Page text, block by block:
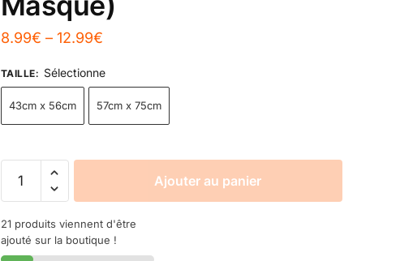
8.99€ – 12.99€
TAILLE: Sélectionne
43cm x 56cm 57cm x 75cm
Ajouter au panier
21 produits viennent d'être
ajouté sur la boutique !